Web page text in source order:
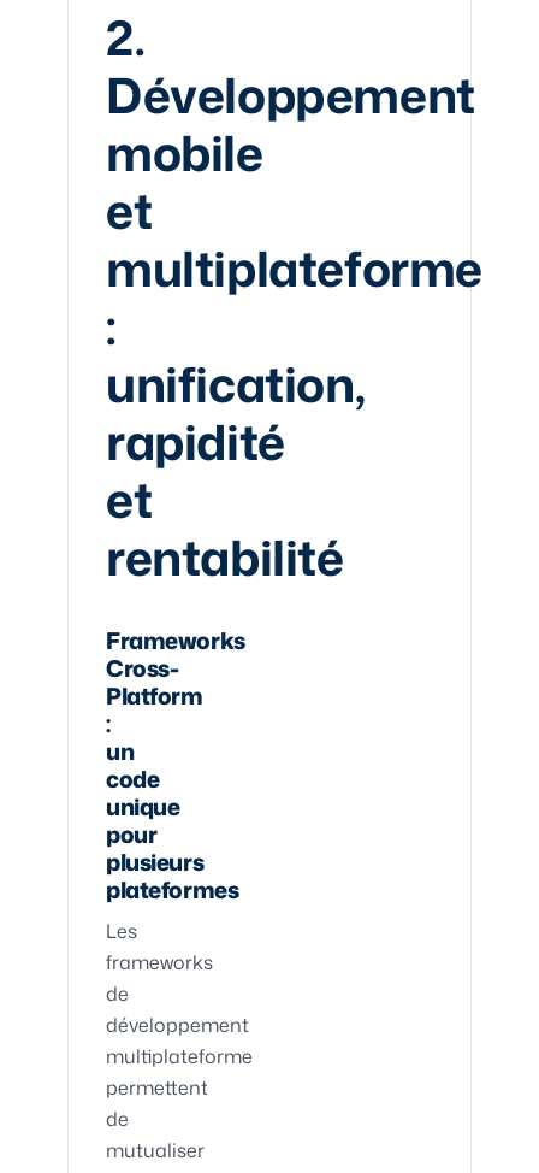
2.
Développement
mobile
et
multiplateforme
:
unification,
rapidité
et
rentabilité
Frameworks
Cross-
Platform
:
un
code
unique
pour
plusieurs
plateformes
Les
frameworks
de
développement
multiplateforme
permettent
de
mutualiser